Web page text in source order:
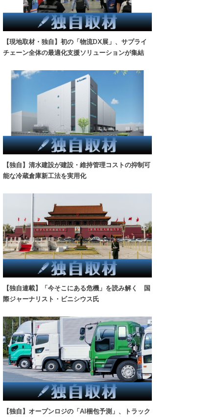
【現地取材・独自】初の「物流DX展」、サプライ
チェーン全体の最適化支援ソリューションが集結
【独自】清水建設が建設・維持管理コストの抑制可
能な冷蔵倉庫新工法を実用化
【独自連載】「今そこにある危機」を読み解く 国
際ジャーナリスト・ビニシウス氏
【独自】オープンロジの「AI梱包予測」、トラック